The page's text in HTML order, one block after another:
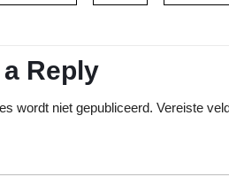
Reply
wordt niet gepubliceerd. Vereiste